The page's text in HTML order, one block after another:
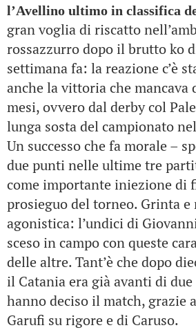
l’Avellino ultimo in classifica
gran voglia di riscatto
rossazzurro dopo il brutto ko
settimana fa: la reazione c’è
anche la vittoria che mancava
mesi, ovvero dal derby col
lunga sosta del campionato
Un successo che fa morale –
due punti nelle ultime tre
come importante iniezione di
prosieguo del torneo. Grinta e
agonistica: l’undici di
sceso in campo con queste
delle altre. Tant’è che dopo
il Catania era già avanti di
hanno deciso il match, grazie
Garufi su rigore e di Caruso.